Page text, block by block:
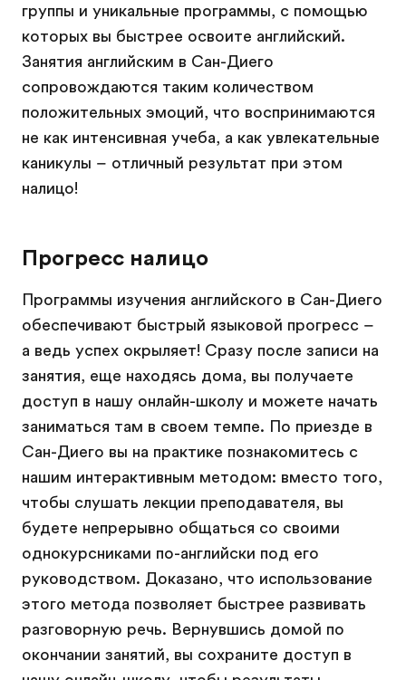
группы и уникальные программы, с помощью
которых вы быстрее освоите английский.
Занятия английским в Сан-Диего
сопровождаются таким количеством
положительных эмоций, что воспринимаются
не как интенсивная учеба, а как увлекательные
каникулы – отличный результат при этом
налицо!
Прогресс налицо
Программы изучения английского в Сан-Диего
обеспечивают быстрый языковой прогресс –
а ведь успех окрыляет! Сразу после записи на
занятия, еще находясь дома, вы получаете
доступ в нашу онлайн-школу и можете начать
заниматься там в своем темпе. По приезде в
Сан-Диего вы на практике познакомитесь с
нашим интерактивным методом: вместо того,
чтобы слушать лекции преподавателя, вы
будете непрерывно общаться со своими
однокурсниками по-английски под его
руководством. Доказано, что использование
этого метода позволяет быстрее развивать
разговорную речь. Вернувшись домой по
окончании занятий, вы сохраните доступ в